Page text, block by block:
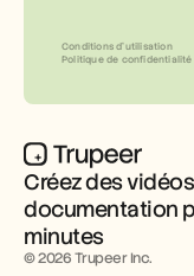
Créez des
documentation
minutes
© 2026 Trupeer Inc.
Conditions d’utilisation
Politique de confidentialité